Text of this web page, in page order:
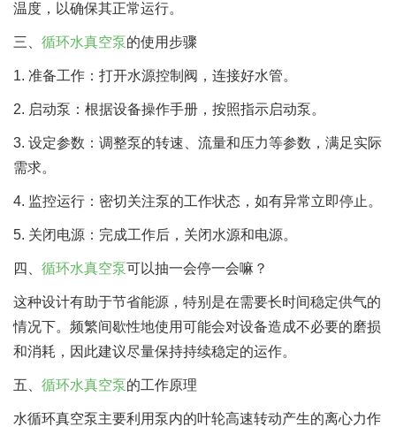
温度，以确保其正常运行。
三、 循环水真空泵的使用步骤
1. 准备工作：打开水源控制阀，连接好水管。
2. 启动泵：根据设备操作手册，按照指示启动泵。
3. 设定参数：调整泵的转速、流量和压力等参数，满足实际
需求。
4. 监控运行：密切关注泵的工作状态，如有异常立即停止。
5. 关闭电源：完成工作后，关闭水源和电源。
四、 循环水真空泵可以抽一会停一会嘛？
这种设计有助于节省能源，特别是在需要长时间稳定供气的
情况下。频繁间歇性地使用可能会对设备造成不必要的磨损
和消耗，因此建议尽量保持持续稳定的运作。
五、 循环水真空泵的工作原理
水循环真空泵主要利用泵内的叶轮高速转动产生的离心力作